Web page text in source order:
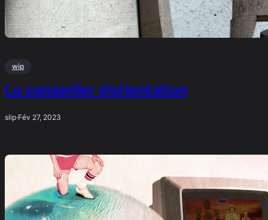
wip
Le conseiller d’orientation
slip·Fév 27, 2023